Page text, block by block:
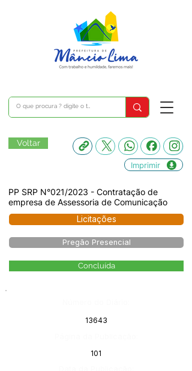
Voltar
Imprimir
PP SRP N°021/2023 - Contratação de
empresa de Assessoria de Comunicação
Licitações
Pregão Presencial
Concluída
13643
101